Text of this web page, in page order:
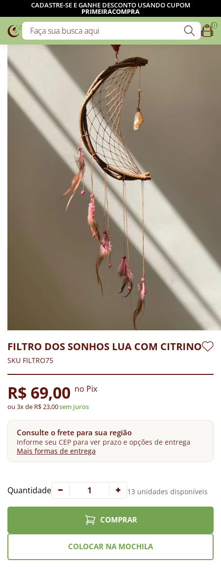
CADASTRE-SE E GANHE DESCONTO USANDO CUPOM
PRIMEIRACOMPRA
0
FILTRO DOS SONHOS LUA COM CITRINO
SKU FILTRO75
R$ 69,00 no Pix
ou 3x de R$ 23,00sem juros
Consulte o frete para sua região
Informe seu CEP para ver prazo e opções de entrega
Mais formas de entrega
Quantidade 13 unidades disponíveis
COMPRAR
COLOCAR NA MOCHILA